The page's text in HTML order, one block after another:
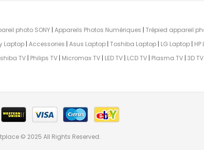
photo SONY | Appareils Photos Numériques | Trépied appareil
Laptop | Accessories | Asus Laptop | Toshiba Laptop | LG Laptop |
TV| Philips TV| Micromax TV| LED TV| LCD TV| Plasma TV| 3D TV
© 2025 All Rights Reserved.